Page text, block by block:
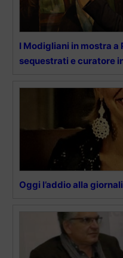
I Modigliani in mostra
sequestrati e curatore
Oggi l’addio alla